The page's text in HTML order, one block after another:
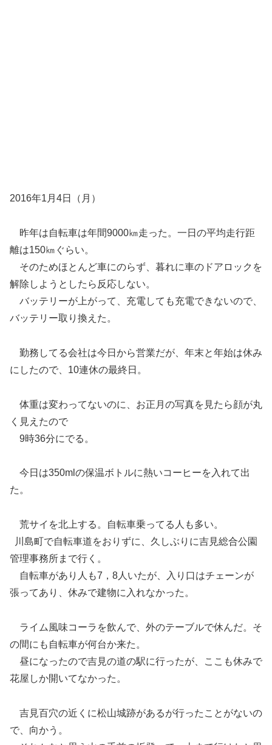
2016年1月4日（月）
昨年は自転車は年間9000㎞走った。一日の平均走行距
離は150㎞ぐらい。
そのためほとんど車にのらず、暮れに車のドアロックを
解除しようとしたら反応しない。
バッテリーが上がって、充電しても充電できないので、
バッテリー取り換えた。
勤務してる会社は今日から営業だが、年末と年始は休み
にしたので、10連休の最終日。
体重は変わってないのに、お正月の写真を見たら顔が丸
く見えたので
9時36分にでる。
今日は350mlの保温ボトルに熱いコーヒーを入れて出
た。
荒サイを北上する。自転車乗ってる人も多い。
川島町で自転車道をおりずに、久しぶりに吉見総合公園
管理事務所まで行く。
自転車があり人も7，8人いたが、入り口はチェーンが
張ってあり、休みで建物に入れなかった。
ライム風味コーラを飲んで、外のテーブルで休んだ。そ
の間にも自転車が何台か来た。
昼になったので吉見の道の駅に行ったが、ここも休みで
花屋しか開いてなかった。
吉見百穴の近くに松山城跡があるが行ったことがないの
で、向かう。